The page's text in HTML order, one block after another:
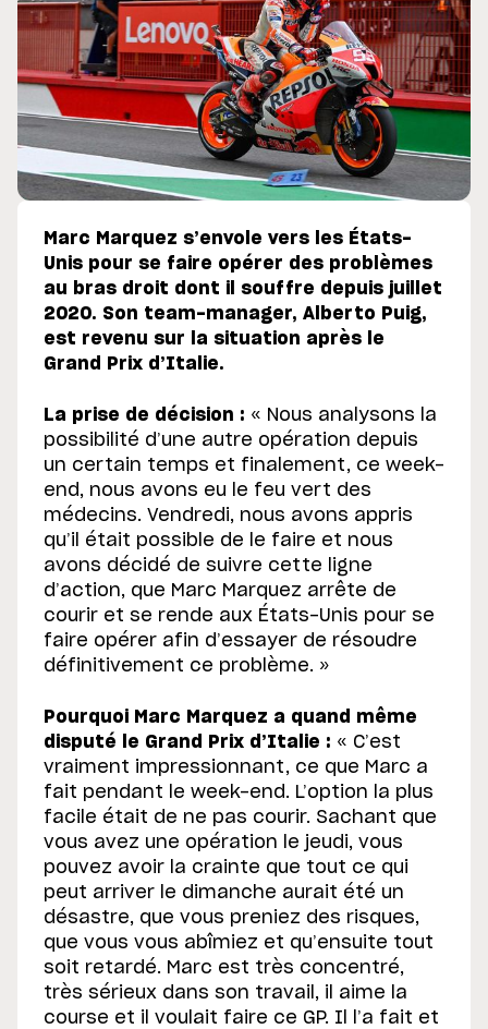
Marc Marquez s’envole vers les États-
Unis pour se faire opérer des problèmes
au bras droit dont il souffre depuis juillet
2020. Son team-manager, Alberto Puig,
est revenu sur la situation après le
Grand Prix d’Italie.
La prise de décision : « Nous analysons la
possibilité d’une autre opération depuis
un certain temps et finalement, ce week-
end, nous avons eu le feu vert des
médecins. Vendredi, nous avons appris
qu’il était possible de le faire et nous
avons décidé de suivre cette ligne
d’action, que Marc Marquez arrête de
courir et se rende aux États-Unis pour se
faire opérer afin d’essayer de résoudre
définitivement ce problème. »
Pourquoi Marc Marquez a quand même
disputé le Grand Prix d’Italie : « C’est
vraiment impressionnant, ce que Marc a
fait pendant le week-end. L’option la plus
facile était de ne pas courir. Sachant que
vous avez une opération le jeudi, vous
pouvez avoir la crainte que tout ce qui
peut arriver le dimanche aurait été un
désastre, que vous preniez des risques,
que vous vous abîmiez et qu’ensuite tout
soit retardé. Marc est très concentré,
très sérieux dans son travail, il aime la
course et il voulait faire ce GP. Il l’a fait et